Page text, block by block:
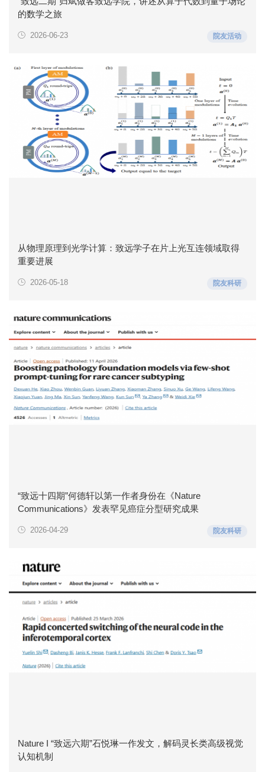
的数学之旅
2026-06-23 院友活动
从物理原理到光学计算：致远学子在片上光互连领域取得
重要进展
2026-05-18 院友科研
“致远十四期”何德轩以第一作者身份在《Nature
Communications》发表罕见癌症分型研究成果
2026-04-29 院友科研
Nature I “致远六期”石悦琳一作发文，解码灵长类高级视觉
认知机制